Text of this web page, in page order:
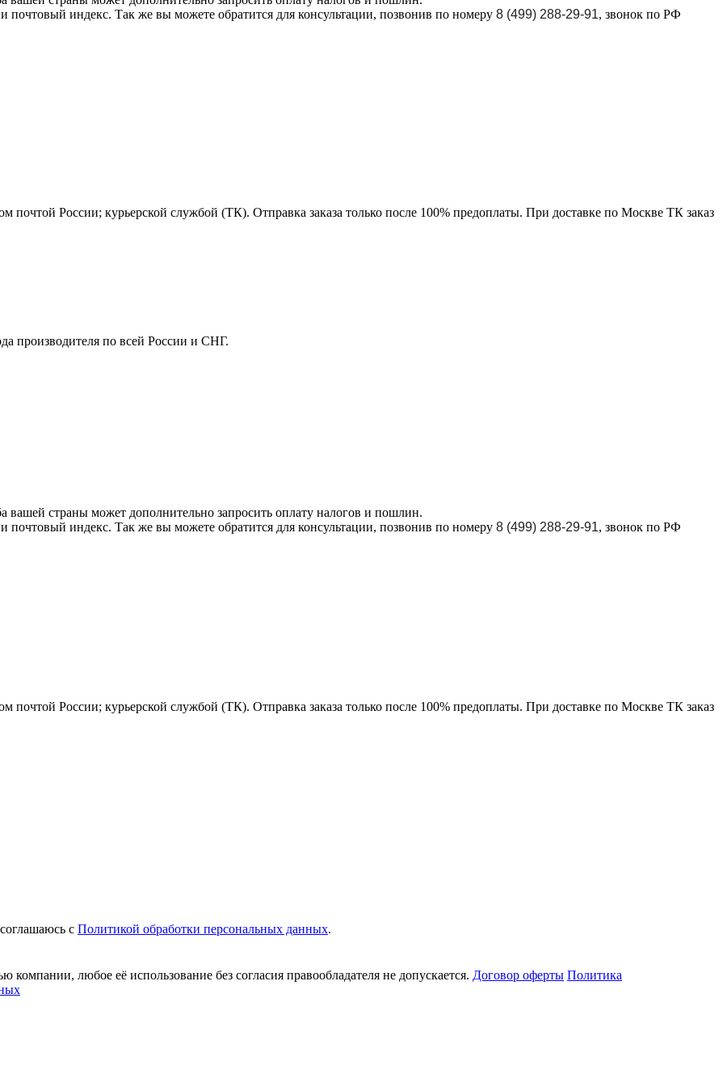
почтовый индекс. Так же вы можете обратится для консультации, позвонив по номеру 8 (499) 288-29-91, звонок по РФ
России; курьерской службой (ТК). Отправка заказа только после 100% предоплаты. При доставке по Москве ТК заказ
производителя по всей России и СНГ.
вашей страны может дополнительно запросить оплату налогов и пошлин.
почтовый индекс. Так же вы можете обратится для консультации, позвонив по номеру 8 (499) 288-29-91, звонок по РФ
России; курьерской службой (ТК). Отправка заказа только после 100% предоплаты. При доставке по Москве ТК заказ
c Политикой обработки персональных данных.
компании, любое её использование без согласия правообладателя не допускается. Договор оферты Политика